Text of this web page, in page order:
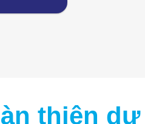
thiện dự